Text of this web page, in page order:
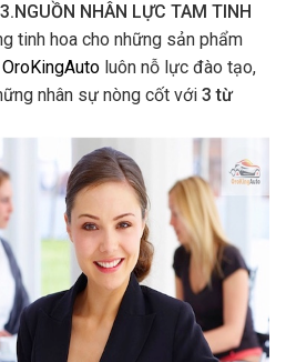
3.NGUỒN NHÂN LỰC TAM TINH
tinh hoa cho những sản phẩm
OroKingAuto luôn nỗ lực đào tạo,
nhân sự nòng cốt với 3 từ